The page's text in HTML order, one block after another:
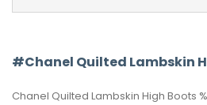
#Chanel Quilted Lambskin